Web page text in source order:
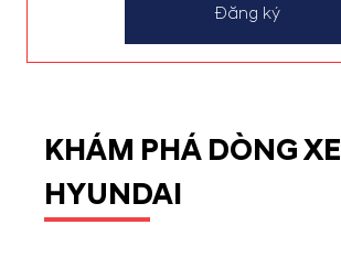
Đăng ký
KHÁM PHÁ DÒNG XE
HYUNDAI